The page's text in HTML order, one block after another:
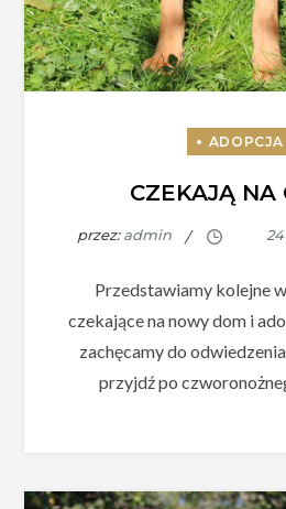
CZEKAJĄ NA
przez:admin
Przedstawiamy kolejne
czekające na nowy dom i
zachęcamy do
przyjdź po